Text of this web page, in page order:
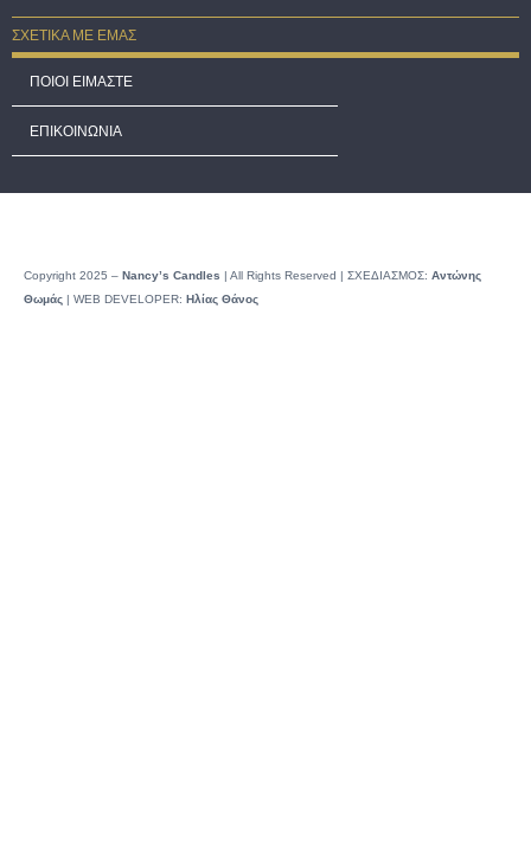
ΣΧΕΤΙΚΑ ΜΕ ΕΜΑΣ
ΠΟΙΟΙ ΕΙΜΑΣΤΕ
ΕΠΙΚΟΙΝΩΝΙΑ
Copyright 2025 – Nancy’s Candles | All Rights Reserved | ΣΧΕΔΙΑΣΜΟΣ: Αντώνης
Θωμάς | WEB DEVELOPER: Ηλίας Θάνος